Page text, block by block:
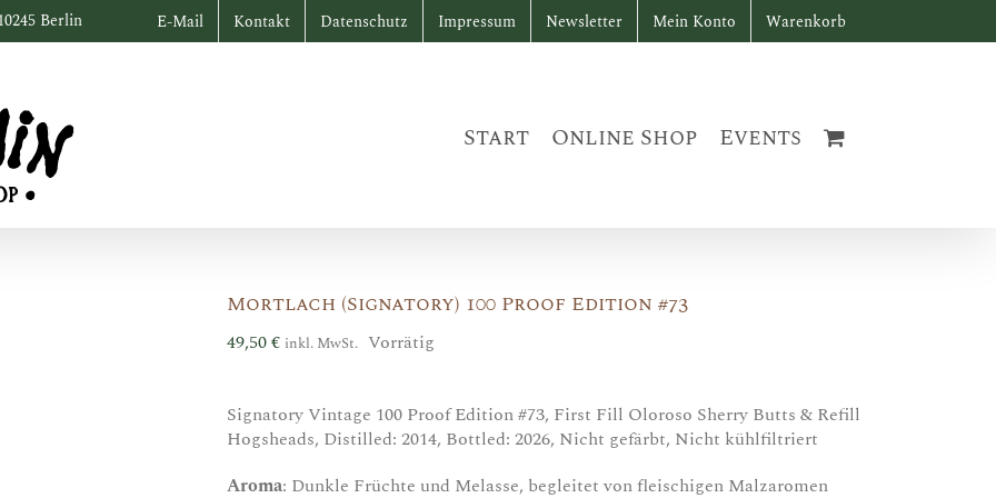
Berlin E-Mail Kontakt Datenschutz Impressum Newsletter Mein Konto Warenkorb
Start Online Shop Events
Mortlach (Signatory) 100 Proof Edition #73
49,50€ inkl. MwSt. Vorrätig
Signatory Vintage 100 Proof Edition #73, First Fill Oloroso Sherry Butts & Refill
Hogsheads, Distilled: 2014, Bottled: 2026, Nicht gefärbt, Nicht kühlfiltriert
Aroma: Dunkle Früchte und Melasse, begleitet von fleischigen Malzaromen